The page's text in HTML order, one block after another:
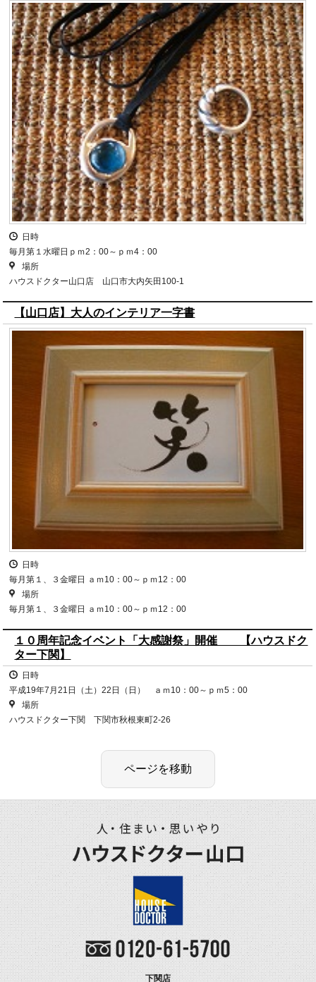
日時
毎月第１水曜日ｐｍ2：00～ｐｍ4：00
場所
ハウスドクター山口店 山口市大内矢田100-1
【山口店】大人のインテリア一字書
日時
毎月第１、３金曜日 ａｍ10：00～ｐｍ12：00
場所
毎月第１、３金曜日 ａｍ10：00～ｐｍ12：00
１０周年記念イベント「大感謝祭」開催 【ハウスドク
ター下関】
日時
平成19年7月21日（土）22日（日） ａｍ10：00～ｐｍ5：00
場所
ハウスドクター下関 下関市秋根東町2-26
下関店